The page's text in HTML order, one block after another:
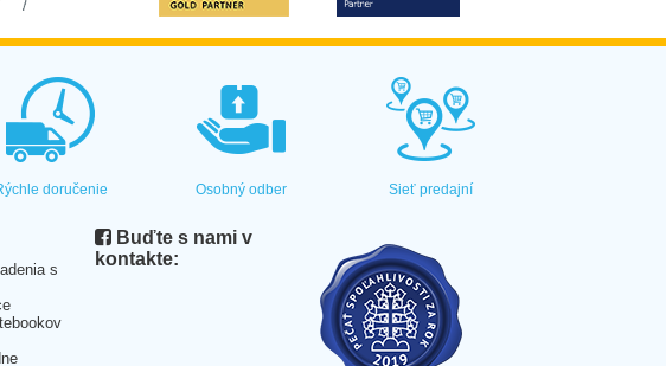
doručenie Osobný odber Sieť predajní
s
Buďte s nami v
kontakte: